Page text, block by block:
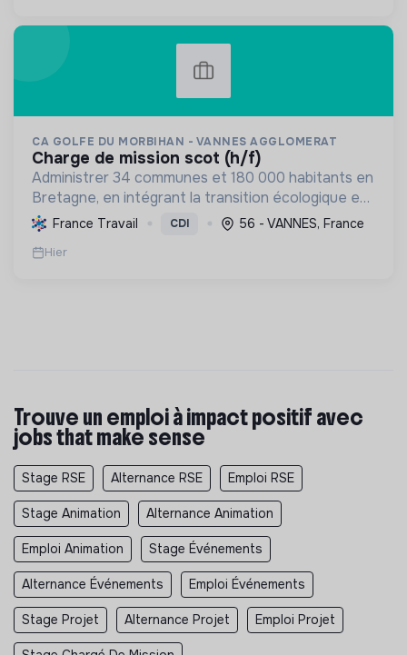
CA GOLFE DU MORBIHAN - VANNES AGGLOMERAT
charge de mission scot (h/f)
Administrer 34 communes et 180 000 habitants en
Bretagne, en intégrant la transition écologique et
sociale par une planification résiliente, des achats
durables et le soutien à l'économie verte.
France Travail CDI 56 - VANNES, France
Hier
Trouve un emploi à impact positif avec
jobs that make sense
Stage RSE Alternance RSE Emploi RSE
Stage Animation Alternance Animation
Emploi Animation Stage Événements
Alternance Événements Emploi Événements
Stage Projet Alternance Projet Emploi Projet